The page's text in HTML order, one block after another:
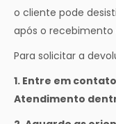
o cliente pode
após o recebimento
Para solicitar a
1. Entre em
Atendimento